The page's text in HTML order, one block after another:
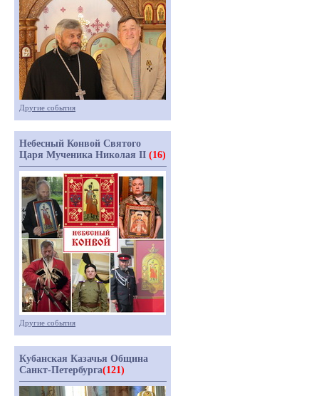
Другие события
Небесный Конвой Святого
Царя Мученика Николая II (16)
Другие события
Кубанская Казачья Община
Санкт-Петербурга(121)